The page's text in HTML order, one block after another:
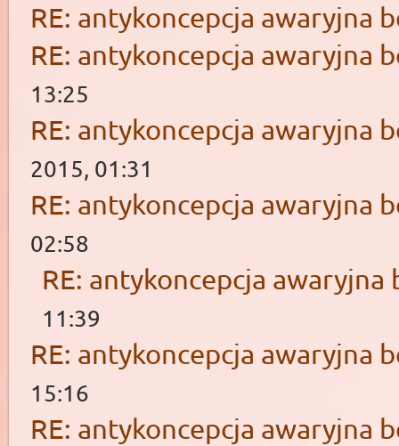
RE: antykoncepcja awaryjna
RE: antykoncepcja awaryjna
13:25
RE: antykoncepcja awaryjna
2015, 01:31
RE: antykoncepcja awaryjna
02:58
RE: antykoncepcja awaryjna
11:39
RE: antykoncepcja awaryjna
15:16
RE: antykoncepcja awaryjna